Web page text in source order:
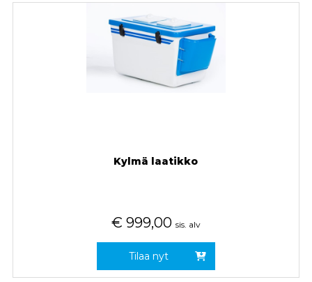
Kylmä laatikko
€ 999,00 sis. alv
Tilaa nyt